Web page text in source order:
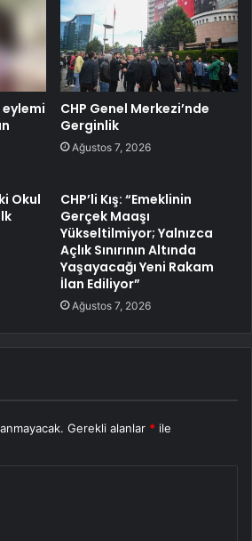
eylemi
CHP Genel Merkezi’nde
Gerginlik
Ağustos 7, 2026
Okul
CHP’li Kış: “Emeklinin
Gerçek Maaşı
Yükseltilmiyor; Yalnızca
Açlık Sınırının Altında
Yaşayacağı Yeni Rakam
İlan Ediliyor”
Ağustos 7, 2026
Gerekli alanlar * ile